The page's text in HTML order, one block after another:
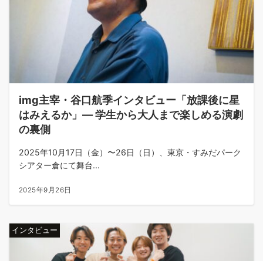
img主宰・谷口航季インタビュー「放課後に星
はみえるか」― 学生から大人まで楽しめる演劇
の裏側
2025年10月17日（金）〜26日（日）、東京・すみだパーク
シアター倉にて舞台...
2025年9月26日
インタビュー